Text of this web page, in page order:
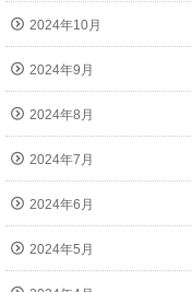
2024年10月
2024年9月
2024年8月
2024年7月
2024年6月
2024年5月